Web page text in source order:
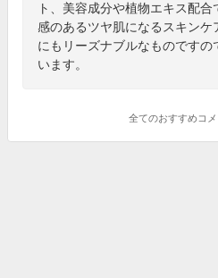
ト、美容成分や植物エキス配
感のあるツヤ肌になるスキンケ
にもリーズナブルなものです
います。
全てのおすすめコメ